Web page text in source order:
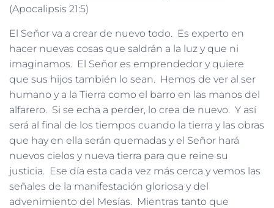
(Apocalipsis 21:5)
El Señor va a crear de nuevo todo. Es experto en
hacer nuevas cosas que saldrán a la luz y que ni
imaginamos. El Señor es emprendedor y quiere
que sus hijos también lo sean. Hemos de ver al ser
humano y a la Tierra como el barro en las manos del
alfarero. Si se echa a perder, lo crea de nuevo. Y así
será al final de los tiempos cuando la tierra y las obras
que hay en ella serán quemadas y el Señor hará
nuevos cielos y nueva tierra para que reine su
justicia. Ese día esta cada vez más cerca y vemos las
señales de la manifestación gloriosa y del
advenimiento del Mesías. Mientras tanto que